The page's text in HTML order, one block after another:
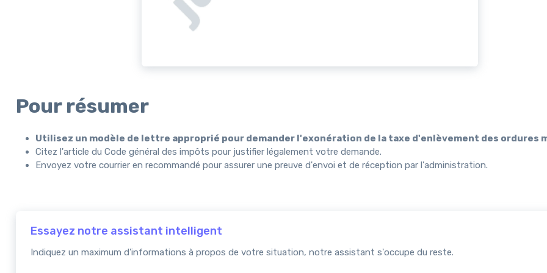
Pour résumer
Utilisez un modèle de lettre approprié pour demander l'exonération de la taxe d'enlèvement des ordures
Citez l'article du Code général des impôts pour justifier légalement votre demande.
Envoyez votre courrier en recommandé pour assurer une preuve d'envoi et de réception par l'administration.
Essayez notre assistant intelligent
Indiquez un maximum d'informations à propos de votre situation, notre assistant s'occupe du reste.